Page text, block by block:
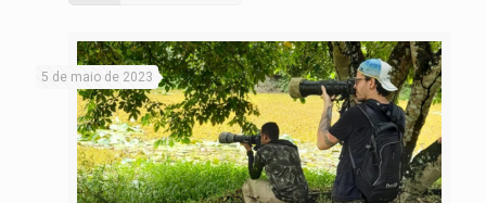
5 de maio de 2023